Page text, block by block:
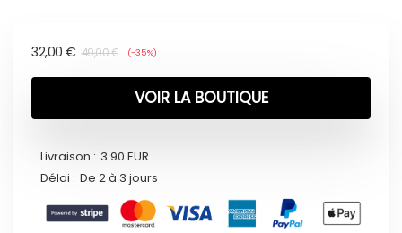
49,00€
32,00 € (-35%)
VOIR LA BOUTIQUE
Livraison : 3.90 EUR
Délai : De 2 à 3 jours